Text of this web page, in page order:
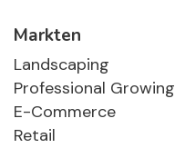
Markten
Landscaping
Professional Growing
E-Commerce
Retail